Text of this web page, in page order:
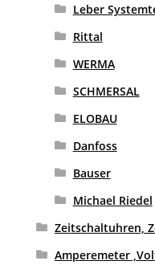
Leber
Rittal
WERMA
SCHMERSAL
ELOBAU
Danfoss
Bauser
Michael Riedel
Zeitschaltuhren,
Amperemeter